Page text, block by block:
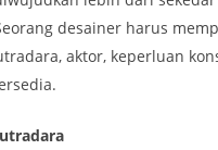
desainer harus
aktor, keperluan